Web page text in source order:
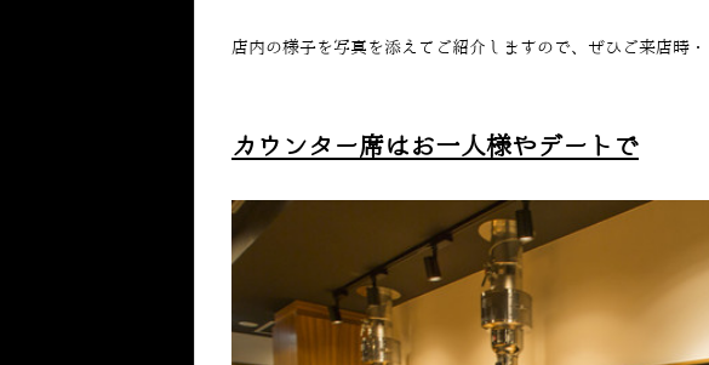
店内の様子を写真を添えてご紹介しますので、ぜひご来店時
カウンター席はお一人様やデートで